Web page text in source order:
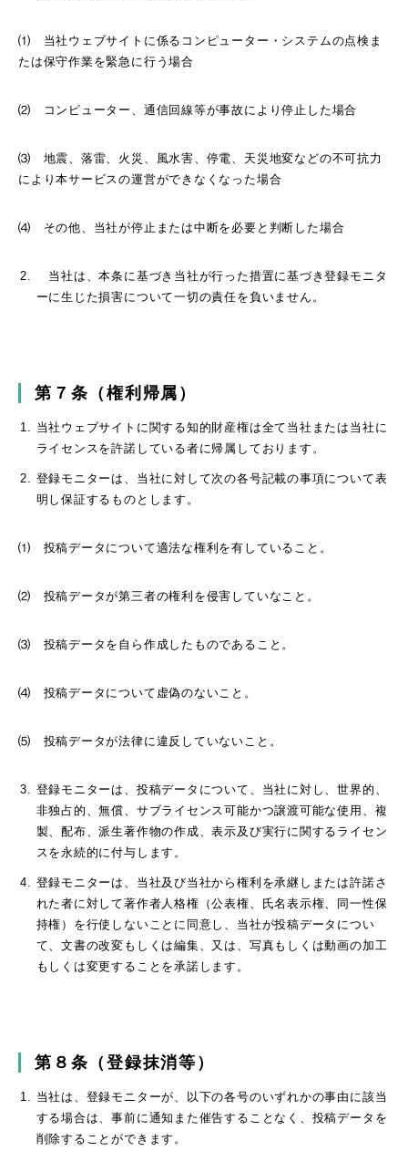
⑴ 当社ウェブサイトに係るコンピューター・システムの点検ま
たは保守作業を緊急に行う場合
⑵ コンピューター、通信回線等が事故により停止した場合
⑶ 地震、落雷、火災、風水害、停電、天災地変などの不可抗力
により本サービスの運営ができなくなった場合
⑷ その他、当社が停止または中断を必要と判断した場合
当社は、本条に基づき当社が行った措置に基づき登録モニタ
ーに生じた損害について一切の責任を負いません。
第７条（権利帰属）
当社ウェブサイトに関する知的財産権は全て当社または当社に
ライセンスを許諾している者に帰属しております。
登録モニターは、当社に対して次の各号記載の事項について表
明し保証するものとします。
⑴ 投稿データについて適法な権利を有していること。
⑵ 投稿データが第三者の権利を侵害していなこと。
⑶ 投稿データを自ら作成したものであること。
⑷ 投稿データについて虚偽のないこと。
⑸ 投稿データが法律に違反していないこと。
登録モニターは、投稿データについて、当社に対し、世界的、
非独占的、無償、サブライセンス可能かつ譲渡可能な使用、複
製、配布、派生著作物の作成、表示及び実行に関するライセン
スを永続的に付与します。
登録モニターは、当社及び当社から権利を承継しまたは許諾さ
れた者に対して著作者人格権（公表権、氏名表示権、同一性保
持権）を行使しないことに同意し、当社が投稿データについ
て、文書の改変もしくは編集、又は、写真もしくは動画の加工
もしくは変更することを承諾します。
第８条（登録抹消等）
当社は、登録モニターが、以下の各号のいずれかの事由に該当
する場合は、事前に通知また催告することなく、投稿データを
削除することができます。